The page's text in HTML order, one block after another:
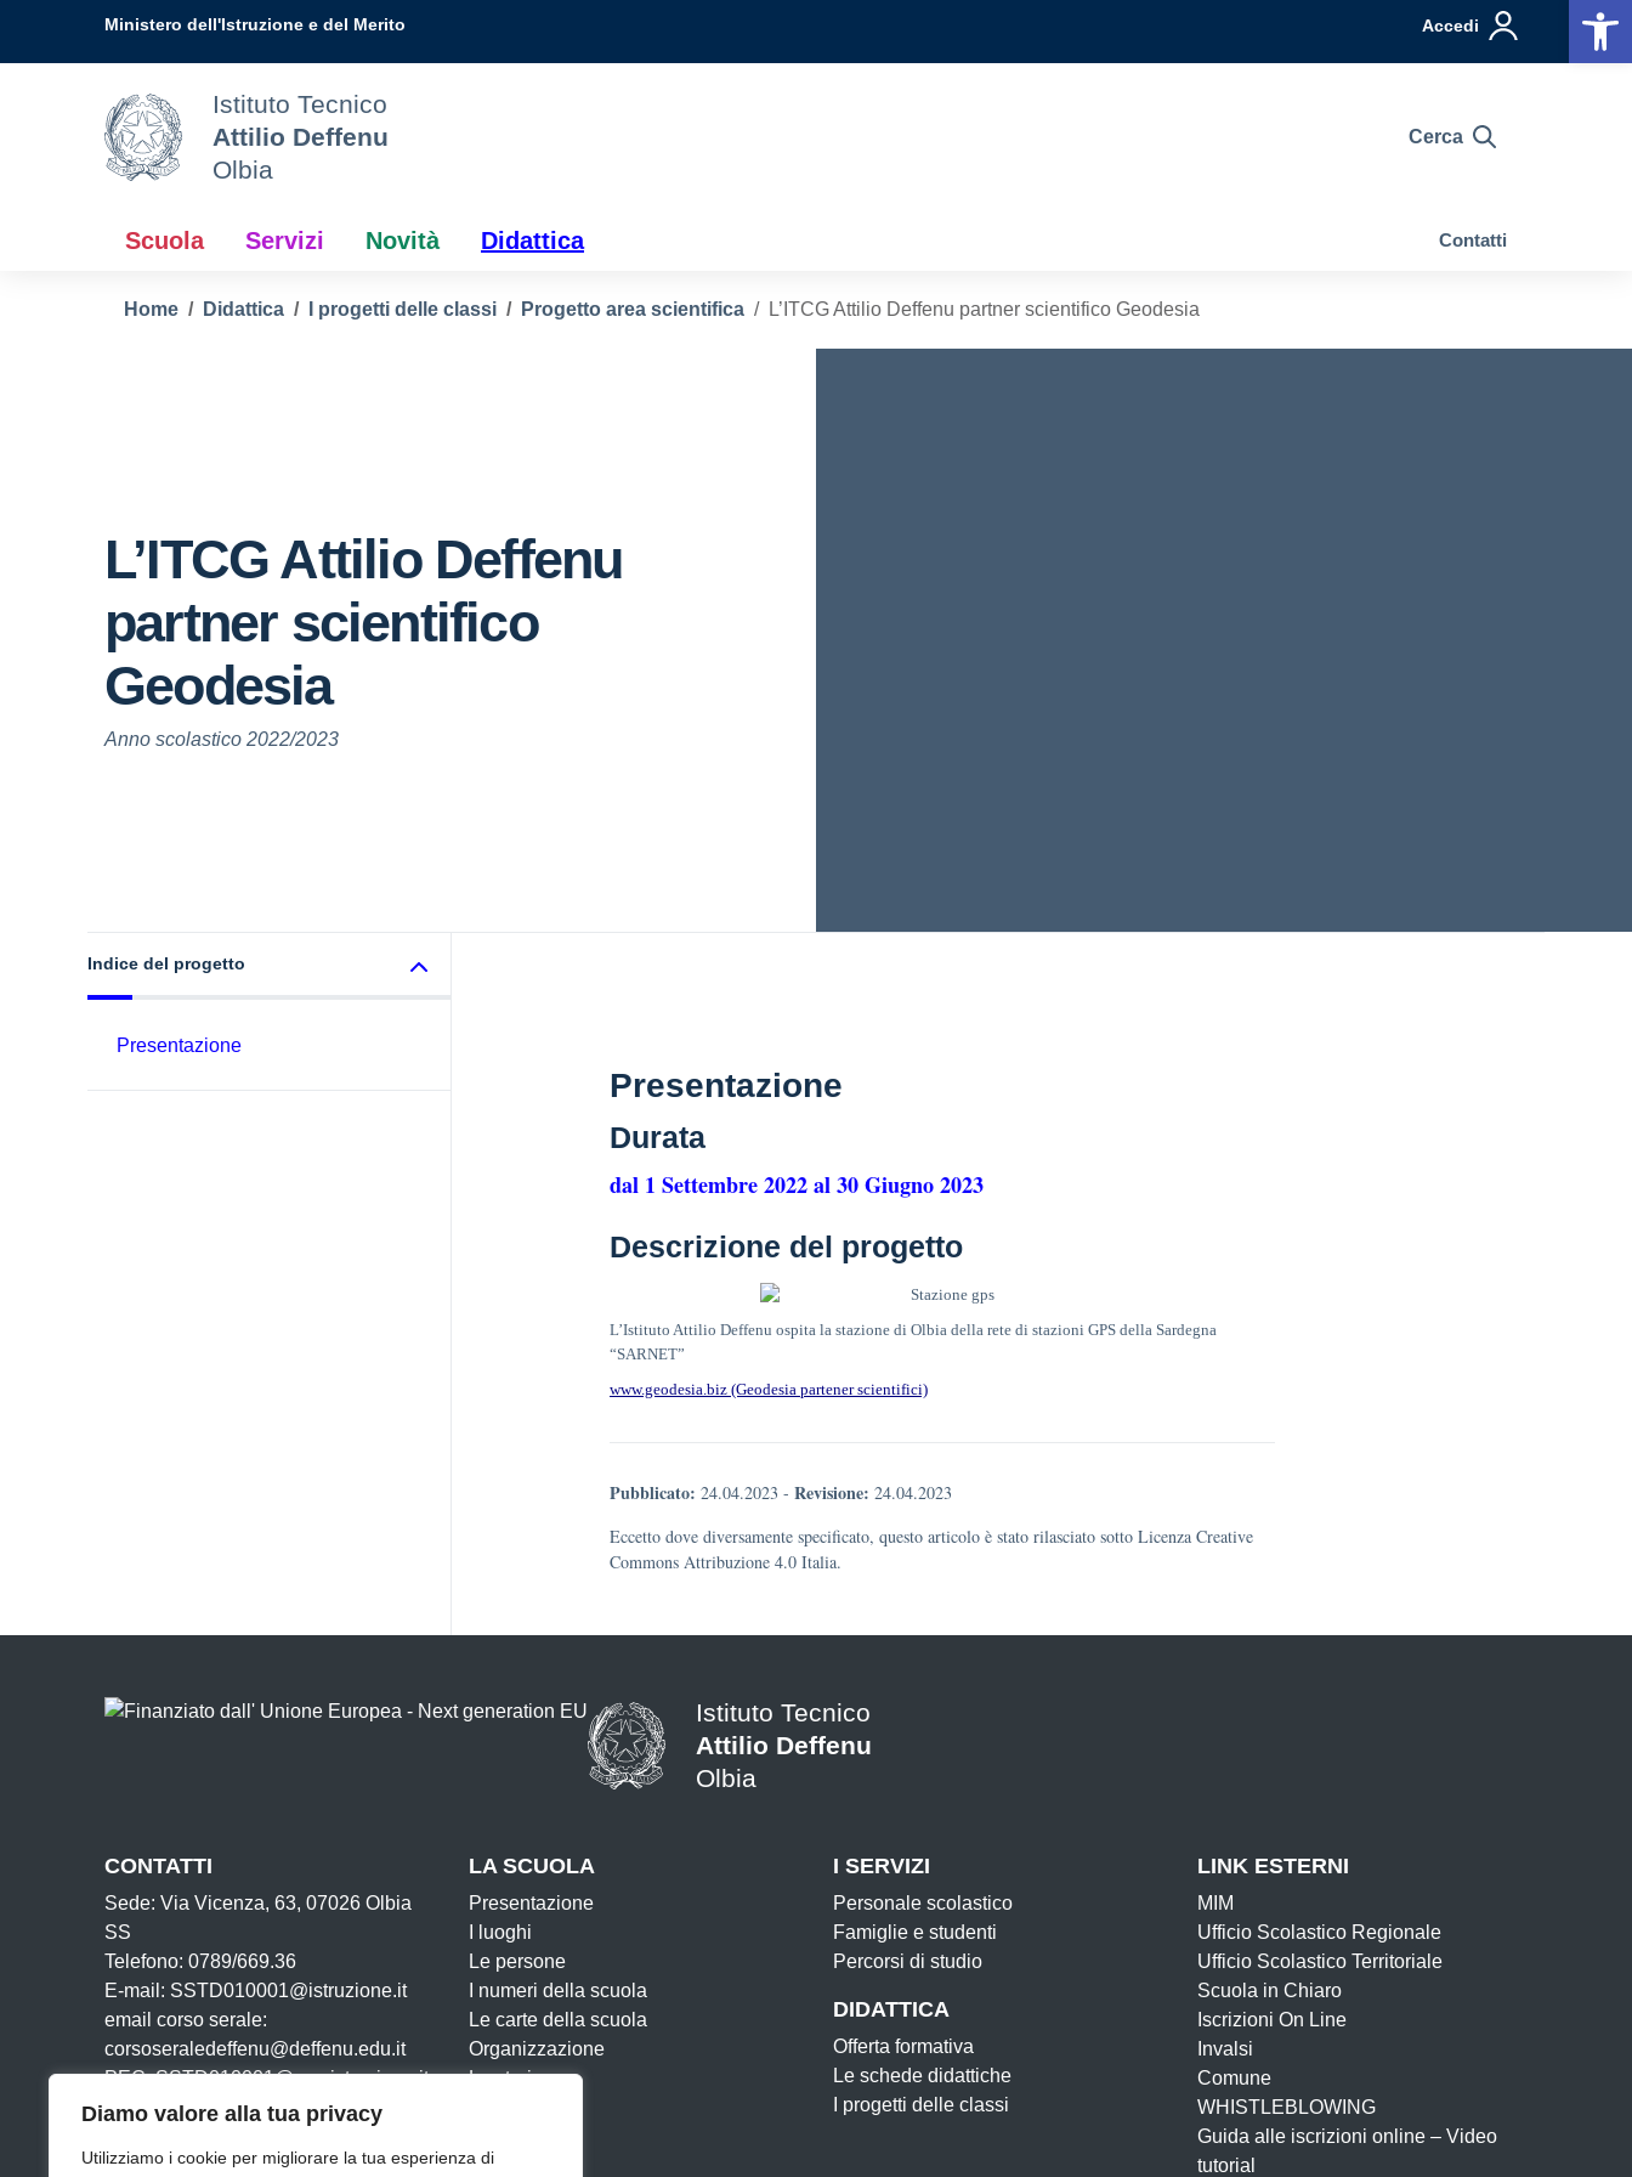
Diamo valore alla tua privacy
Utilizziamo i cookie per migliorare la tua esperienza di
Ministero dell'Istruzione e del Merito Accedi
Istituto Tecnico
Attilio Deffenu
Olbia
Cerca
Scuola Servizi Novità Didattica Contatti
Home Didattica I progetti delle classi Progetto area scientifica L’ITCG Attilio Deffenu partner scientifico Geodesia
L’ITCG Attilio Deffenu
partner scientifico
Geodesia
Anno scolastico 2022/2023
Indice del progetto
Presentazione
Presentazione
Durata
dal 1 Settembre 2022 al 30 Giugno 2023
Descrizione del progetto
L’Istituto Attilio Deffenu ospita la stazione di Olbia della rete di stazioni GPS della Sardegna
“SARNET”
www.geodesia.biz (Geodesia partener scientifici)
Pubblicato: 24.04.2023 - Revisione: 24.04.2023
Eccetto dove diversamente specificato, questo articolo è stato rilasciato sotto Licenza Creative
Commons Attribuzione 4.0 Italia.
Istituto Tecnico
Attilio Deffenu
Olbia
CONTATTI
Sede: Via Vicenza, 63, 07026 Olbia
SS
Telefono: 0789/669.36
E-mail: SSTD010001@istruzione.it
email corso serale:
corsoseraledeffenu@deffenu.edu.it
PEC: SSTD010001@pec.istruzione.it
Cod. Mecc: SSTD010001
LA SCUOLA
Presentazione
I luoghi
Le persone
I numeri della scuola
Le carte della scuola
Organizzazione
La storia
I SERVIZI
Personale scolastico
Famiglie e studenti
Percorsi di studio
DIDATTICA
Offerta formativa
Le schede didattiche
I progetti delle classi
LINK ESTERNI
MIM
Ufficio Scolastico Regionale
Ufficio Scolastico Territoriale
Scuola in Chiaro
Iscrizioni On Line
Invalsi
Comune
WHISTLEBLOWING
Guida alle iscrizioni online – Video
tutorial